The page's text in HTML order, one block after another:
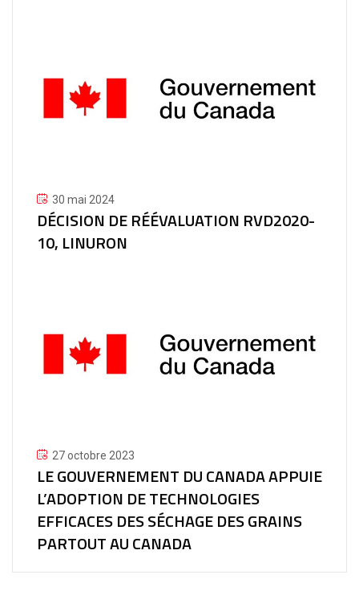
30 mai 2024
DÉCISION DE RÉÉVALUATION RVD2020-
10, LINURON
27 octobre 2023
LE GOUVERNEMENT DU CANADA APPUIE
L’ADOPTION DE TECHNOLOGIES
EFFICACES DES SÉCHAGE DES GRAINS
PARTOUT AU CANADA